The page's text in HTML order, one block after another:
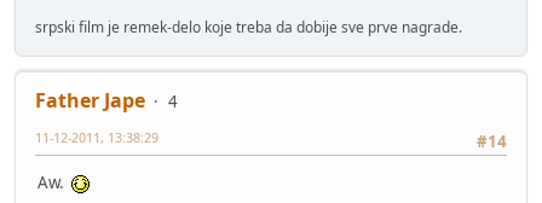
srpski film je remek-delo koje treba da dobije sve prve nagrade.
Father Jape
4
#14
11-12-2011, 13:38:29
Aw.